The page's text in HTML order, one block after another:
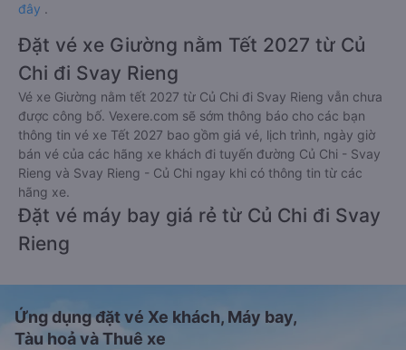
đây .
Đặt vé xe Giường nằm Tết 2027 từ Củ
Chi đi Svay Rieng
Vé xe Giường nằm tết 2027 từ Củ Chi đi Svay Rieng vẫn chưa
được công bố. Vexere.com sẽ sớm thông báo cho các bạn
thông tin vé xe Tết 2027 bao gồm giá vé, lịch trình, ngày giờ
bán vé của các hãng xe khách đi tuyến đường Củ Chi - Svay
Rieng và Svay Rieng - Củ Chi ngay khi có thông tin từ các
hãng xe.
Đặt vé máy bay giá rẻ từ Củ Chi đi Svay
Rieng
Ứng dụng đặt vé Xe khách, Máy bay,
Tàu hoả và Thuê xe